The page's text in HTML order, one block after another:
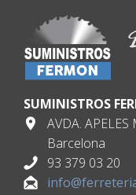
SUMINISTROS
AVDA.
Barcelona
93 379 03 20